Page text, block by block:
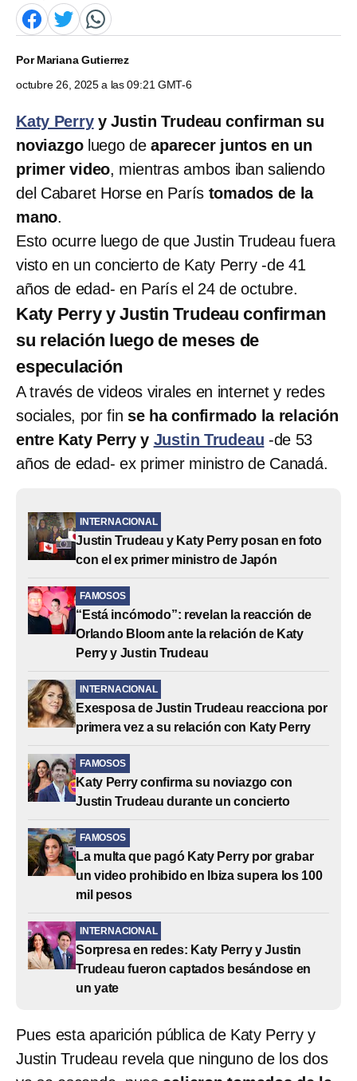
PorMariana Gutierrez
octubre 26, 2025 a las 09:21 GMT-6
Katy Perryy Justin Trudeau confirman su
noviazgo luego deaparecer juntos en un
primer video, mientras ambos iban saliendo
del Cabaret Horse en París tomados de la
mano.
Esto ocurre luego de que Justin Trudeau fuera
visto en un concierto de Katy Perry -de 41
años de edad- en París el 24 de octubre.
Katy Perry y Justin Trudeau confirman
su relación luego de meses de
especulación
A través de videos virales en internet y redes
sociales, por fin se ha confirmado la relación
entre Katy Perry y Justin Trudeau -de 53
años de edad- ex primer ministro de Canadá.
INTERNACIONAL
Justin Trudeau y Katy Perry posan en foto
con el ex primer ministro de Japón
FAMOSOS
“Está incómodo”: revelan la reacción de
Orlando Bloom ante la relación de Katy
Perry y Justin Trudeau
INTERNACIONAL
Exesposa de Justin Trudeau reacciona por
primera vez a su relación con Katy Perry
FAMOSOS
Katy Perry confirma su noviazgo con
Justin Trudeau durante un concierto
FAMOSOS
La multa que pagó Katy Perry por grabar
un video prohibido en Ibiza supera los 100
mil pesos
INTERNACIONAL
Sorpresa en redes: Katy Perry y Justin
Trudeau fueron captados besándose en
un yate
Pues esta aparición pública de Katy Perry y
Justin Trudeau revela que ninguno de los dos